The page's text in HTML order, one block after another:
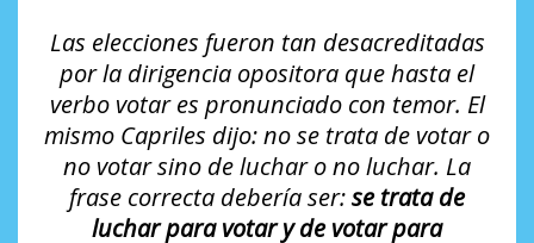
Las elecciones fueron tan desacreditadas
por la dirigencia opositora que hasta el
verbo votar es pronunciado con temor. El
mismo Capriles dijo: no se trata de votar o
no votar sino de luchar o no luchar. La
frase correcta debería ser:se trata de
luchar para votar y de votar para